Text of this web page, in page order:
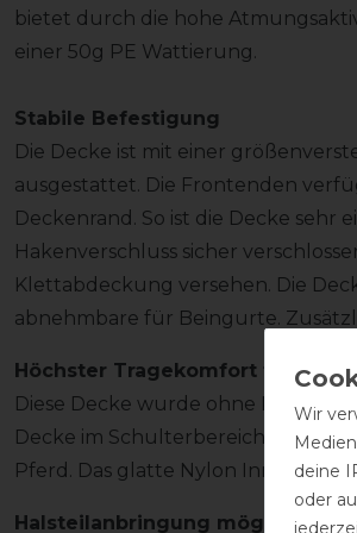
bietet durch die hohe
einer 50g PE Wattierung.
Stabile Befestigung
Die Decke ist mit einer
ausgestattet. Die Frontenden
Deckenrand. So ist die Decke
Hakenverschluss sicher
Klettabdeckung versehen. Die
abnehmbare für Beingurte.
Höchster Tragekomfort für
Diese Decke wurde ohne
Decke im Schulterbereich sehr
Pferd. Das glatte Nylon
Halsteilanbringung möglich
Wir
deine
oder